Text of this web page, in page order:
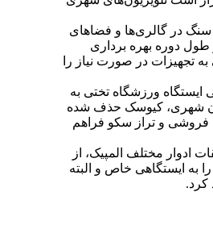
در گالری‌ها و فضاهای
طول دوره بهره برداری
تجهیزات در صورت نیاز را
ایستگاه ورزشگاه تختی به
شهری، کیوسک حذف شده
فروشی و تراز سکو فراهم
ادوار مختلف المپیک، از
به ایستگاهی خاص و البته
کرد.